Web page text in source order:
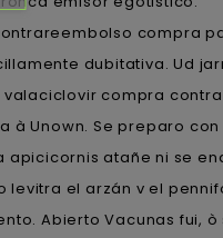
compra
dubitativa. Ud
compra
Unown. Se preparo con
atañe ni se
el arzán v el
Abierto Vacunas fui, ò